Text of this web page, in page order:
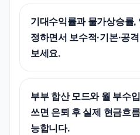
기대수익률과 물가상승률,
정하면서 보수적·기본·공
보세요.
부부 합산 모드와 월 부수
쓰면 은퇴 후 실제 현금흐
능합니다.